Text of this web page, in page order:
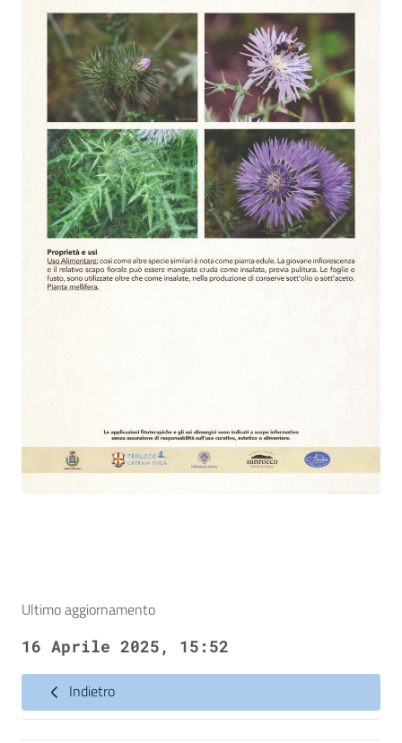
Indietro
Ultimo aggiornamento
16 Aprile 2025, 15:52